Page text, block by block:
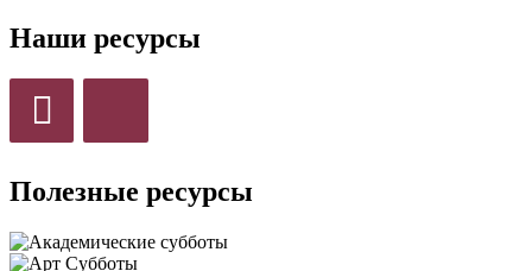
Наши ресурсы
Полезные ресурсы